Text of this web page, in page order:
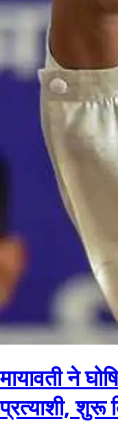
मायावती ने
प्रत्याशी, शुरू